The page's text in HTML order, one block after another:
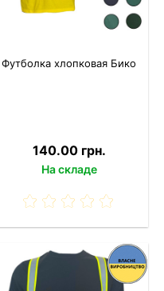
Футболка хлопковая Бико
140.00 грн.
На складе